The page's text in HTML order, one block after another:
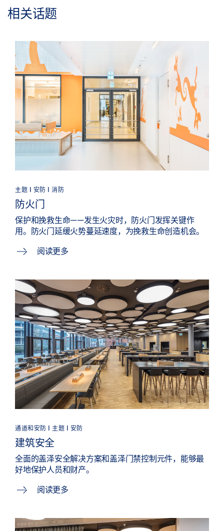
相关话题
主题 | 安防 | 消防
防火门
保护和挽救生命——发生火灾时，防火门发挥关键作
用。防火门延缓火势蔓延速度，为挽救生命创造机会。
阅读更多
通道和安防 | 主题 | 安防
建筑安全
全面的盖泽安全解决方案和盖泽门禁控制元件，能够最
好地保护人员和财产。
阅读更多